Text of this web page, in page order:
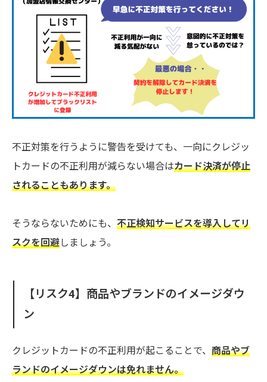
不正対策を行うように警告を受けても、一向にクレジッ
トカードの不正利用が減らない場合はカード決済が停止
されることもあります。
そうならないためにも、 不正検知サービスを導入してリ
スクを回避しましょう。
【リスク4】商品やブランドのイメージダウ
ン
クレジットカードの不正利用が起こることで、 商品やブ
ランドのイメージダウンは免れません。